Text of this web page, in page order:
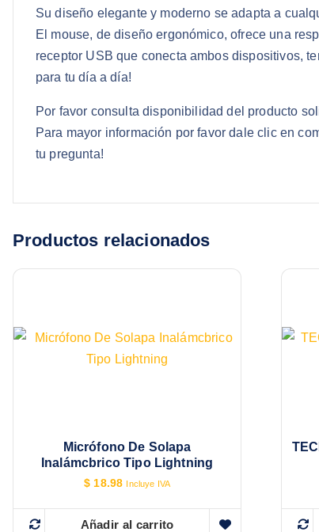
Su diseño elegante y moderno se adapta a
El mouse, de diseño ergonómico, ofrece una
receptor USB que conecta ambos dispositivos,
para tu día a día!
Por favor consulta disponibilidad del producto
Para mayor información por favor dale clic en
tu pregunta!
Productos relacionados
Micrófono De Solapa
Inalámcbrico Tipo Lightning
$ 18.98 Incluye IVA
Añadir al carrito